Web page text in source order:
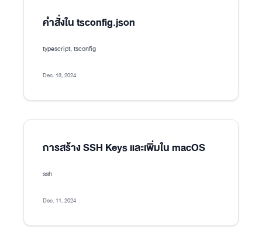
คำสั่งใน tsconfig.json
typescript, tsconfig
Dec. 13, 2024
การสร้าง SSH Keys และเพิ่มใน macOS
ssh
Dec. 11, 2024